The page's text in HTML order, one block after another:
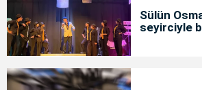
Sülün
seyirciyle